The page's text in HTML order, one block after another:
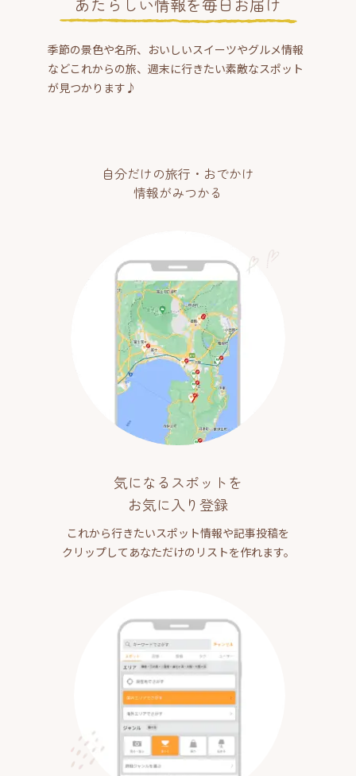
季節の景色や名所、おいしいスイーツやグルメ情報
などこれからの旅、週末に行きたい素敵なスポット
が見つかります♪
自分だけの旅行・おでかけ
情報がみつかる
気になるスポットを
お気に入り登録
これから行きたいスポット情報や記事投稿を
クリップしてあなただけのリストを作れます。